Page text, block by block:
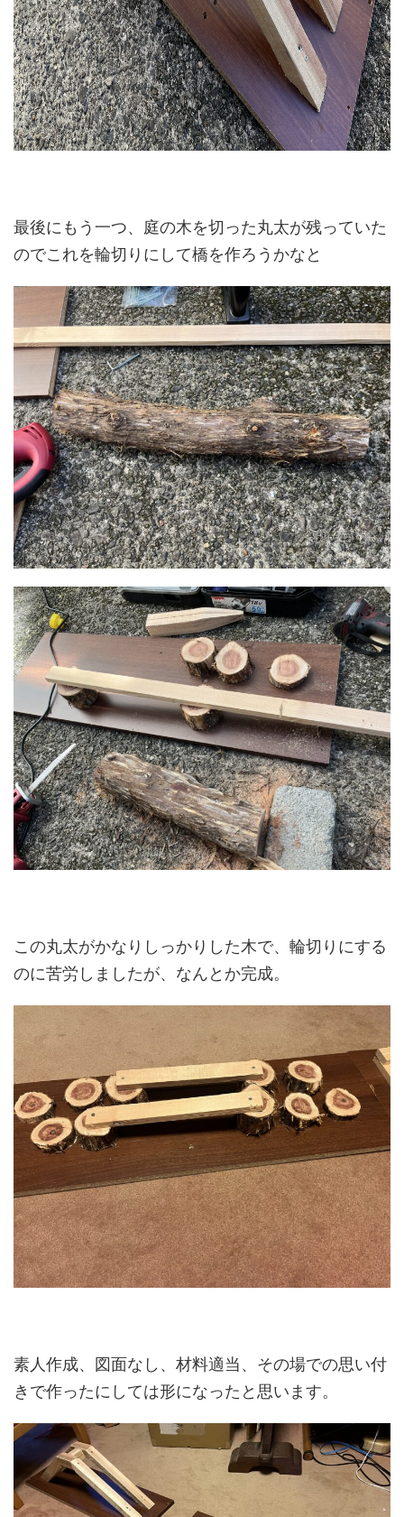
最後にもう一つ、庭の木を切った丸太が残っていた
のでこれを輪切りにして橋を作ろうかなと
この丸太がかなりしっかりした木で、輪切りにする
のに苦労しましたが、なんとか完成。
素人作成、図面なし、材料適当、その場での思い付
きで作ったにしては形になったと思います。